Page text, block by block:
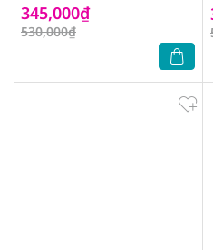
345,000₫
530,000₫